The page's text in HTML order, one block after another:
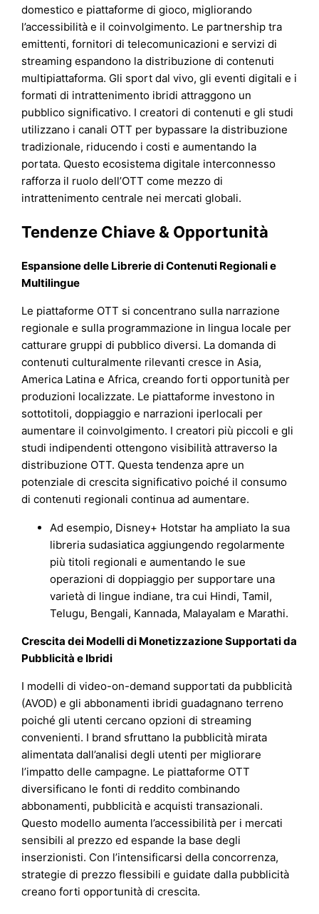
domestico e piattaforme di gioco, migliorando
l’accessibilità e il coinvolgimento. Le partnership tra
emittenti, fornitori di telecomunicazioni e servizi di
streaming espandono la distribuzione di contenuti
multipiattaforma. Gli sport dal vivo, gli eventi digitali e i
formati di intrattenimento ibridi attraggono un
pubblico significativo. I creatori di contenuti e gli studi
utilizzano i canali OTT per bypassare la distribuzione
tradizionale, riducendo i costi e aumentando la
portata. Questo ecosistema digitale interconnesso
rafforza il ruolo dell’OTT come mezzo di
intrattenimento centrale nei mercati globali.
Tendenze Chiave & Opportunità
Espansione delle Librerie di Contenuti Regionali e
Multilingue
Le piattaforme OTT si concentrano sulla narrazione
regionale e sulla programmazione in lingua locale per
catturare gruppi di pubblico diversi. La domanda di
contenuti culturalmente rilevanti cresce in Asia,
America Latina e Africa, creando forti opportunità per
produzioni localizzate. Le piattaforme investono in
sottotitoli, doppiaggio e narrazioni iperlocali per
aumentare il coinvolgimento. I creatori più piccoli e gli
studi indipendenti ottengono visibilità attraverso la
distribuzione OTT. Questa tendenza apre un
potenziale di crescita significativo poiché il consumo
di contenuti regionali continua ad aumentare.
Ad esempio, Disney+ Hotstar ha ampliato la sua
libreria sudasiatica aggiungendo regolarmente
più titoli regionali e aumentando le sue
operazioni di doppiaggio per supportare una
varietà di lingue indiane, tra cui Hindi, Tamil,
Telugu, Bengali, Kannada, Malayalam e Marathi.
Crescita dei Modelli di Monetizzazione Supportati da
Pubblicità e Ibridi
I modelli di video-on-demand supportati da pubblicità
(AVOD) e gli abbonamenti ibridi guadagnano terreno
poiché gli utenti cercano opzioni di streaming
convenienti. I brand sfruttano la pubblicità mirata
alimentata dall’analisi degli utenti per migliorare
l’impatto delle campagne. Le piattaforme OTT
diversificano le fonti di reddito combinando
abbonamenti, pubblicità e acquisti transazionali.
Questo modello aumenta l’accessibilità per i mercati
sensibili al prezzo ed espande la base degli
inserzionisti. Con l’intensificarsi della concorrenza,
strategie di prezzo flessibili e guidate dalla pubblicità
creano forti opportunità di crescita.